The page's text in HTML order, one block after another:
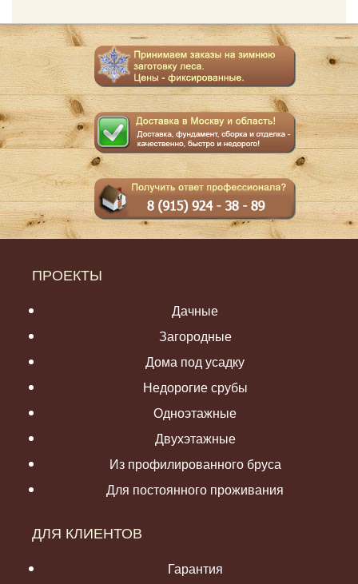
ПРОЕКТЫ
Дачные
Загородные
Дома под усадку
Недорогие срубы
Одноэтажные
Двухэтажные
Из профилированного бруса
Для постоянного проживания
ДЛЯ КЛИЕНТОВ
Гарантия